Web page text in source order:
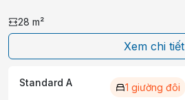
28 m²
Xem chi tiết
Standard A 1 giường đôi